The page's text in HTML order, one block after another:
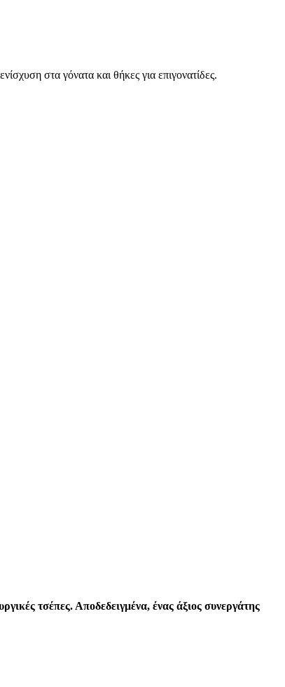
στα γόνατα και θήκες για επιγονατίδες.
τσέπες. Αποδεδειγμένα, ένας άξιος συνεργάτης